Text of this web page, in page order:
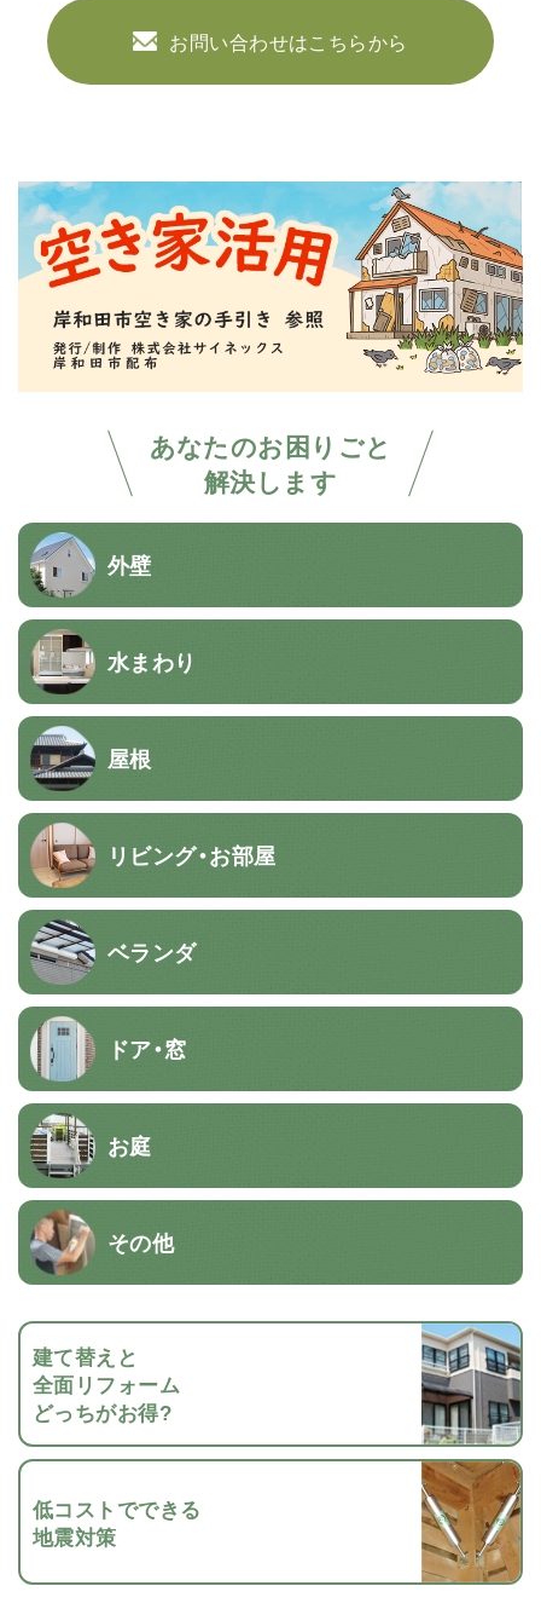
あなたのお困りごと
解決します
外壁
水まわり
屋根
リビング・お部屋
ベランダ
ドア・窓
お庭
その他
建て替えと
全面リフォーム
どっちがお得?
低コストでできる
地震対策
お問い合わせはこちらから